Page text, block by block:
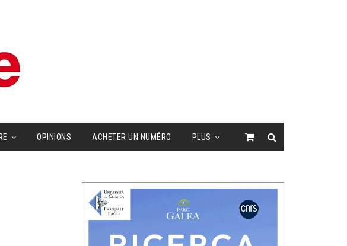
OPINIONS ACHETER UN NUMÉRO PLUS